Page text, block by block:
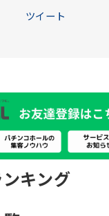
ツイート
キング